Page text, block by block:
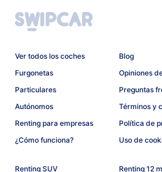
Ver todos los coches
Furgonetas
Particulares
Autónomos
Renting para empresas
¿Cómo funciona?
Blog
Opiniones
Preguntas
Términos y
Política de
Uso de
Renting SUV Renting 12